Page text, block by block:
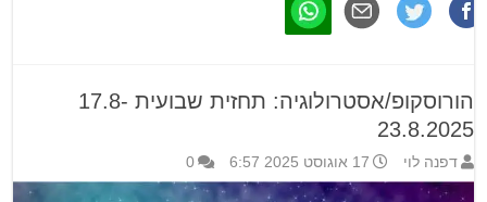
הורוסקופ/אסטרולוגיה: תחזית שבועית 17.8-
23.8.2025
דפנה לוי 17 אוגוסט 2025 6:57 0